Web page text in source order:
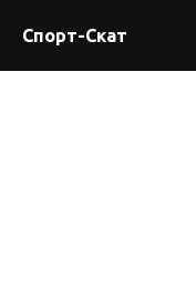
Спорт-Скат